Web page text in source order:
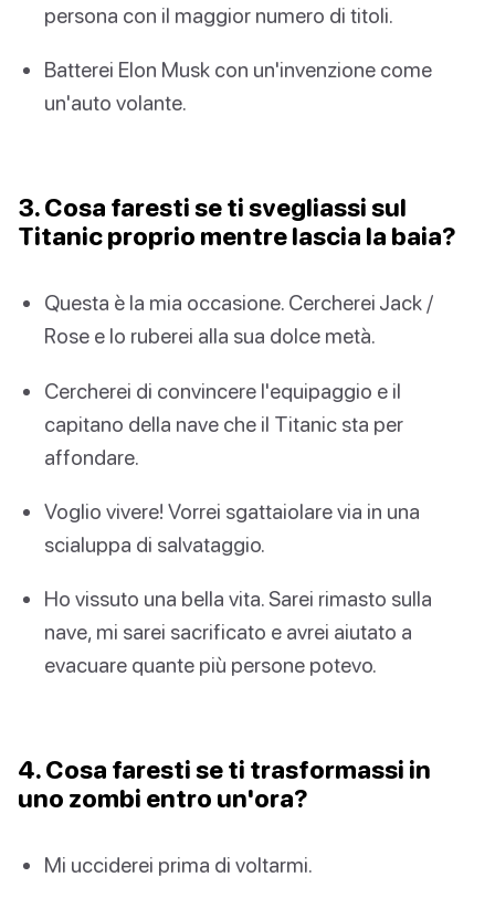
persona con il maggior numero di titoli.
Batterei Elon Musk con un'invenzione come
un'auto volante.
3. Cosa faresti se ti svegliassi sul
Titanic proprio mentre lascia la baia?
Questa è la mia occasione. Cercherei Jack /
Rose e lo ruberei alla sua dolce metà.
Cercherei di convincere l'equipaggio e il
capitano della nave che il Titanic sta per
affondare.
Voglio vivere! Vorrei sgattaiolare via in una
scialuppa di salvataggio.
Ho vissuto una bella vita. Sarei rimasto sulla
nave, mi sarei sacrificato e avrei aiutato a
evacuare quante più persone potevo.
4. Cosa faresti se ti trasformassi in
uno zombi entro un'ora?
Mi ucciderei prima di voltarmi.